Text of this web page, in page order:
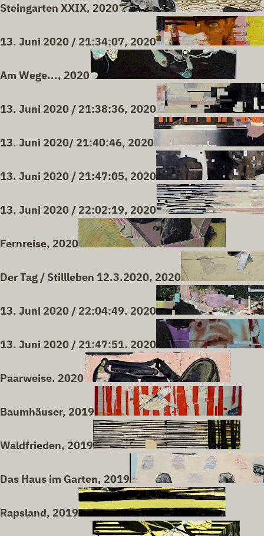
Steingarten XXIX, 2020
13. Juni 2020 / 21:34:07, 2020
Am Wege..., 2020
13. Juni 2020 / 21:38:36, 2020
13. Juni 2020/ 21:40:46, 2020
13. Juni 2020 / 21:47:05, 2020
13. Juni 2020 / 22:02:19, 2020
Fernreise, 2020
Der Tag / Stillleben 12.3.2020, 2020
13. Juni 2020 / 22:04:49. 2020
13. Juni 2020 / 21:47:51. 2020
Paarweise. 2020
Baumhäuser, 2019
Waldfrieden, 2019
Das Haus im Garten, 2019
Rapsland, 2019